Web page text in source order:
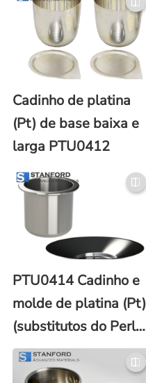
Cadinho de platina
(Pt) de base baixa e
larga PTU0412
PTU0414 Cadinho e
molde de platina (Pt)
(substitutos do Perl-
X®)